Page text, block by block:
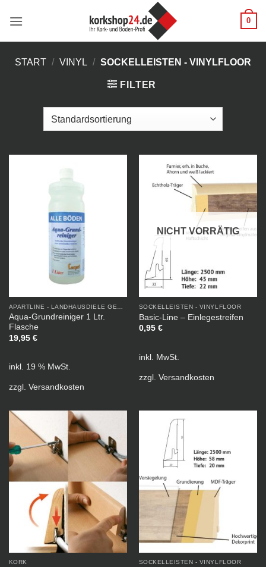
Inhalt
0
START / VINYL / SOCKELLEISTEN - VINYLFLOOR
FILTER
Aqua-Grundreiniger 1 Ltr.
Flasche
19,95 €
inkl. 19 % MwSt.
zzgl. Versandkosten
NICHT VORRÄTIG
SOCKELLEISTEN - VINYLFLOOR
Basic-Line – Einlegestreifen
0,95 €
inkl. MwSt.
zzgl. Versandkosten
KORK SOCKELLEISTEN - VINYLFLOOR